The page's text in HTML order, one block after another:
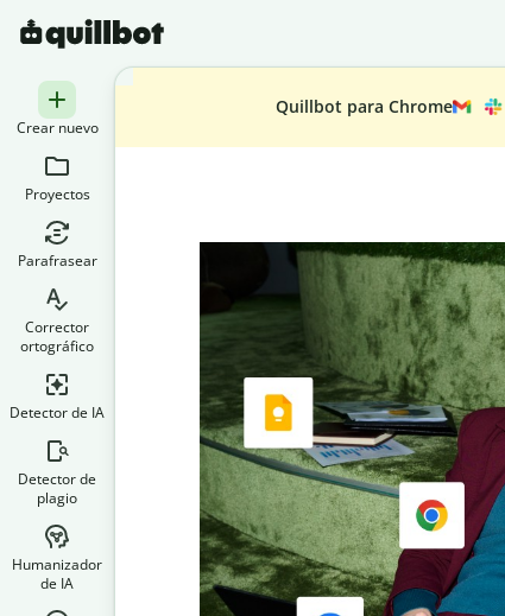
Crear nuevo
Proyectos
Parafrasear
Corrector
ortográfico
Detector de IA
Detector de
plagio
Humanizador
de IA
Quillbot para Chrome